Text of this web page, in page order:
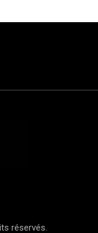
réservés.